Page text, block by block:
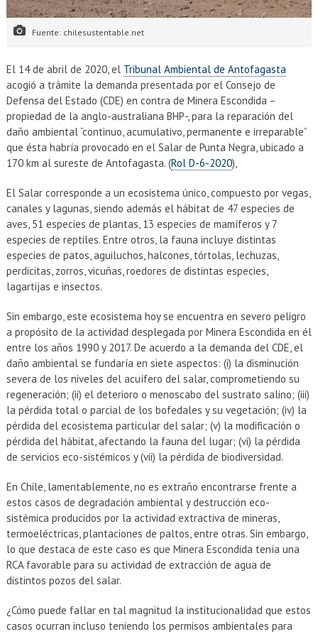
Fuente: chilesustentable.net
El 14 de abril de 2020, el Tribunal Ambiental de Antofagasta
acogió a trámite la demanda presentada por el Consejo de
Defensa del Estado (CDE) en contra de Minera Escondida –
propiedad de la anglo-australiana BHP-, para la reparación del
daño ambiental “continuo, acumulativo, permanente e irreparable”
que ésta habría provocado en el Salar de Punta Negra, ubicado a
170 km al sureste de Antofagasta. (Rol D-6-2020),
El Salar corresponde a un ecosistema único, compuesto por vegas,
canales y lagunas, siendo además el hábitat de 47 especies de
aves, 51 especies de plantas, 13 especies de mamíferos y 7
especies de reptiles. Entre otros, la fauna incluye distintas
especies de patos, aguiluchos, halcones, tórtolas, lechuzas,
perdicitas, zorros, vicuñas, roedores de distintas especies,
lagartijas e insectos.
Sin embargo, este ecosistema hoy se encuentra en severo peligro
a propósito de la actividad desplegada por Minera Escondida en él
entre los años 1990 y 2017. De acuerdo a la demanda del CDE, el
daño ambiental se fundaría en siete aspectos: (i) la disminución
severa de los niveles del acuífero del salar, comprometiendo su
regeneración; (ii) el deterioro o menoscabo del sustrato salino; (iii)
la pérdida total o parcial de los bofedales y su vegetación; (iv) la
pérdida del ecosistema particular del salar; (v) la modificación o
pérdida del hábitat, afectando la fauna del lugar; (vi) la pérdida
de servicios eco-sistémicos y (vii) la pérdida de biodiversidad.
En Chile, lamentablemente, no es extraño encontrarse frente a
estos casos de degradación ambiental y destrucción eco-
sistémica producidos por la actividad extractiva de mineras,
termoeléctricas, plantaciones de paltos, entre otras. Sin embargo,
lo que destaca de este caso es que Minera Escondida tenía una
RCA favorable para su actividad de extracción de agua de
distintos pozos del salar.
¿Cómo puede fallar en tal magnitud la institucionalidad que estos
casos ocurran incluso teniendo los permisos ambientales para